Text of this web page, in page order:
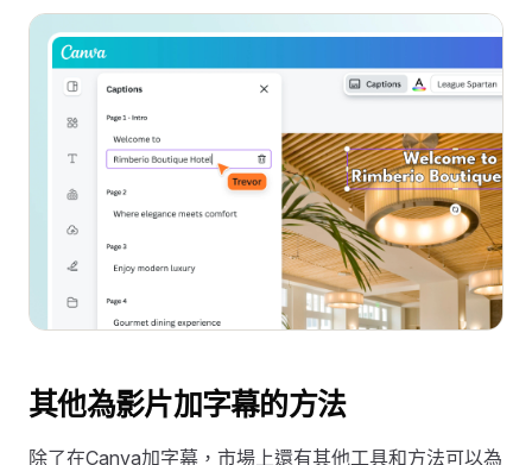
其他為影片加字幕的方法
除了在Canva加字幕，市場上還有其他工具和方法可以為